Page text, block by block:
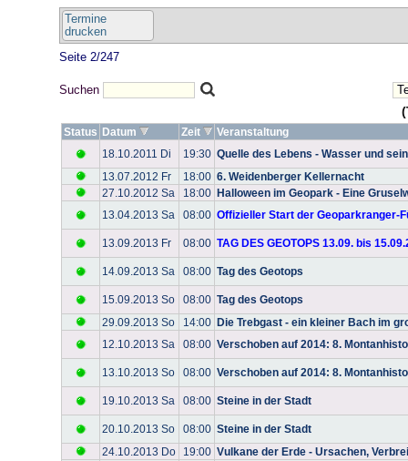
Termine
drucken
Seite 2/247
Suchen
Status Datum Zeit
Veranstaltung
18.10.2011 Di
19:30 Quelle des Lebens - Wasser und
13.07.2012 Fr
18:00 6. Weidenberger Kellernacht
27.10.2012 Sa
18:00 Halloween im Geopark - Eine
13.04.2013 Sa
08:00 Offizieller Start der Geoparkranger-
13.09.2013 Fr 08:00 TAG DES GEOTOPS 13.09. bis
14.09.2013 Sa 08:00 Tag des Geotops
15.09.2013 So 08:00 Tag des Geotops
29.09.2013 So
14:00 Die Trebgast - ein kleiner Bach im
12.10.2013 Sa
08:00 Verschoben auf 2014: 8.
13.10.2013 So 08:00 Verschoben auf 2014: 8.
19.10.2013 Sa 08:00 Steine in der Stadt
20.10.2013 So 08:00 Steine in der Stadt
24.10.2013 Do
19:00 Vulkane der Erde - Ursachen,